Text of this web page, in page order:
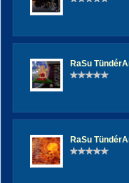
RaSu
RaSu